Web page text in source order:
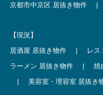
京都市中京区 居抜き物件
|
【現況】
居酒屋 居抜き物件
|
レス
ラーメン 居抜き物件
| 焼
|
美容室・理容室 居抜き